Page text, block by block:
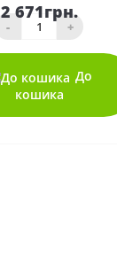
2 671грн.
- +
До
кошика